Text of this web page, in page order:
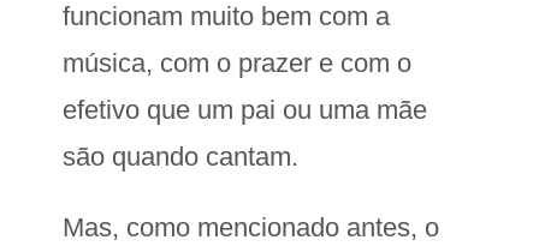
funcionam muito bem com a
música, com o prazer e com o
efetivo que um pai ou uma mãe
são quando cantam.
Mas, como mencionado antes, o